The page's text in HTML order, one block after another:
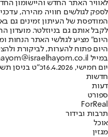
לאוויר האתר החדש והיישומון
לספק לגולשים חוויה מהירה,
המודפסת של העיתון זמינים גם
לקבל אותם גם בניוזלטר. מועדון
היום" מציע לגולשי האתר הנחות
היום פתוח להערות, לביקורת
במייל hayom@israelhayom.co.il.
יום חמישי, 16.4.2026
כ"ט בניסן
חדשות
דעות
ספורט
ForReal
תרבות ובידור
אוכל
מגזין